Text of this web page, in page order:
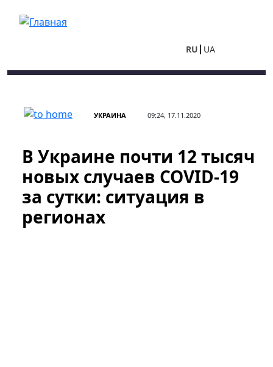
RU UA
УКРАИНА 09:24, 17.11.2020
В Украине почти 12 тысяч
новых случаев COVID-19
за сутки: ситуация в
регионах